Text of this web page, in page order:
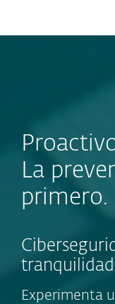
La
primero.
Experimenta